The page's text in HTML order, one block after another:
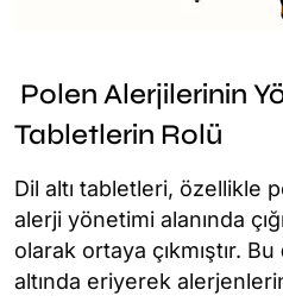
Polen Alerjilerinin
Tabletlerin Rolü
Dil altı tabletleri, özellikle
alerji yönetimi alanında
olarak ortaya çıkmıştır. Bu
altında eriyerek